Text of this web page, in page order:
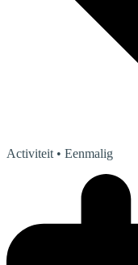
Activiteit • Eenmalig